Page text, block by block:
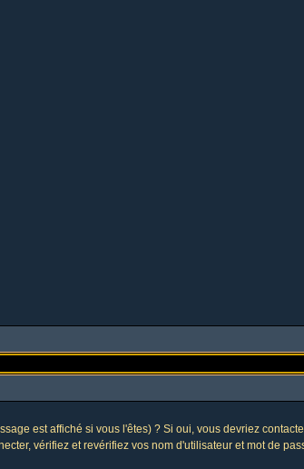
est affiché si vous l'êtes) ? Si oui, vous devriez
vérifiez et revérifiez vos nom d'utilisateur et mot de